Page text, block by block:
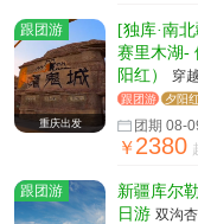
跟团游
重庆出发
[独库·南
赛里木湖-
阳红）
穿
真正环游南
跟团游 夕阳红
团期
￥2380
跟团游
新疆库尔
日游 双沟